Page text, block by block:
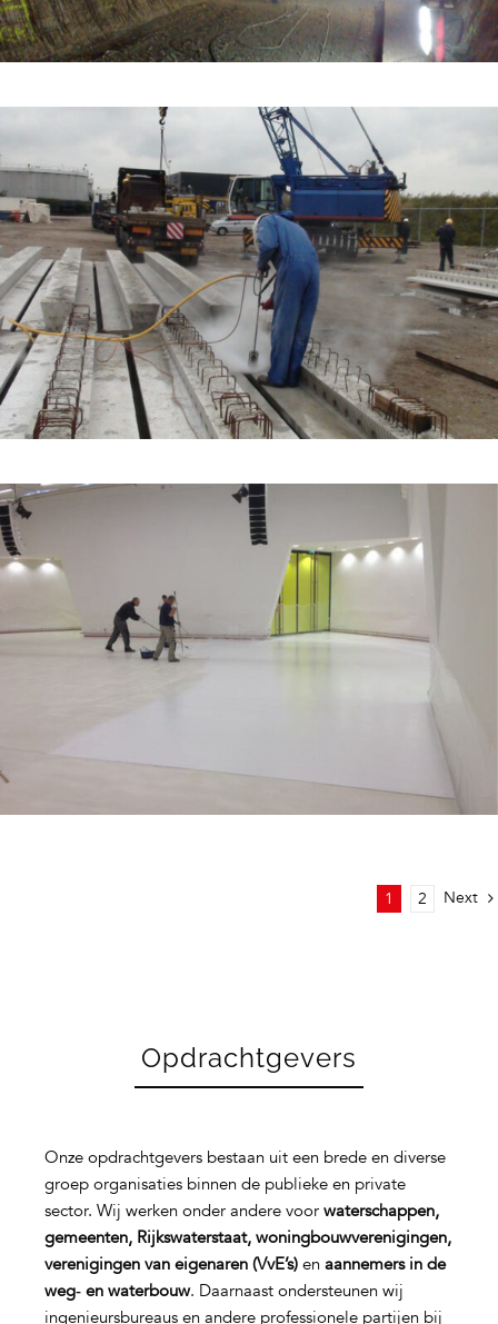
1 2 Next
Opdrachtgevers
Onze opdrachtgevers bestaan uit een brede en diverse
groep organisaties binnen de publieke en private
sector. Wij werken onder andere voor waterschappen,
gemeenten, Rijkswaterstaat, woningbouwverenigingen,
verenigingen van eigenaren (VvE’s)en aannemers in de
weg‑ en waterbouw. Daarnaast ondersteunen wij
ingenieursbureaus en andere professionele partijen bij